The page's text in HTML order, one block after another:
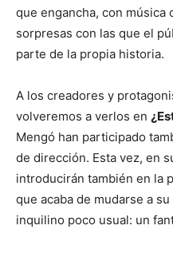
que engancha, con música
sorpresas con las que el
parte de la propia historia.
A los creadores y
volveremos a verlos en
Mengó han participado
de dirección. Esta vez, en
introducirán también en la
que acaba de mudarse a
inquilino poco usual: un